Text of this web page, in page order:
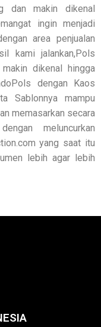
dan makin dikenal
ingin menjadi
area penjualan
kami jalankan,Pols
dikenal hingga
dengan Kaos
Sablonnya mampu
memasarkan secara
meluncurkan
yang saat itu
lebih agar lebih